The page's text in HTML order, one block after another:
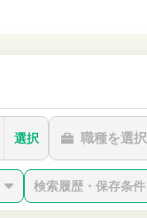
選択 職種を選択
検索履歴・保存条件